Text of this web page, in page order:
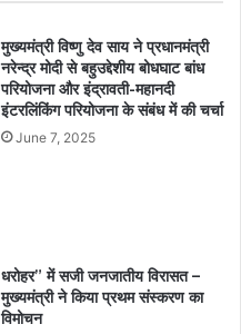
मुख्यमंत्री विष्णु देव साय ने प्रधानमंत्री
नरेन्द्र मोदी से बहुउद्देशीय बोधघाट बांध
परियोजना और इंद्रावती-महानदी
इंटरलिंकिंग परियोजना के संबंध में की चर्चा
June 7, 2025
धरोहर” में सजी जनजातीय विरासत –
मुख्यमंत्री ने किया प्रथम संस्करण का
विमोचन